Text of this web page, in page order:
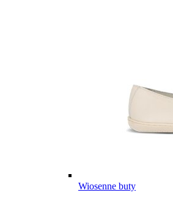
Wiosenne buty